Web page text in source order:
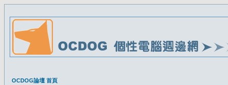
OCDOG論壇 首頁